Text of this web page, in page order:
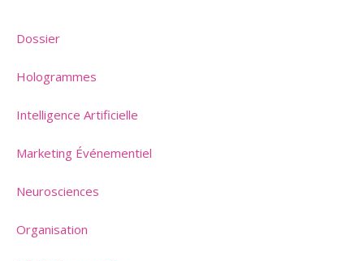
Dossier
Hologrammes
Intelligence Artificielle
Marketing Événementiel
Neurosciences
Organisation